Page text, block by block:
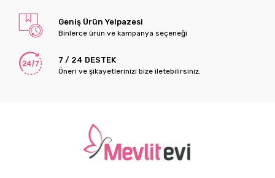
Geniş Ürün Yelpazesi
Binlerce ürün ve kampanya seçeneği
7 / 24 DESTEK
Öneri ve şikayetlerinizi bize iletebilirsiniz.